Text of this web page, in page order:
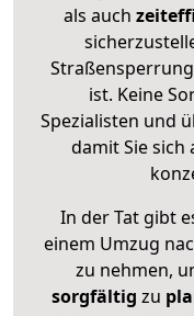
als auch
ist. Keine
Spezialisten und
damit Sie sich
In der Tat gibt
einem Umzug
zu nehmen,
sorgfältig zu